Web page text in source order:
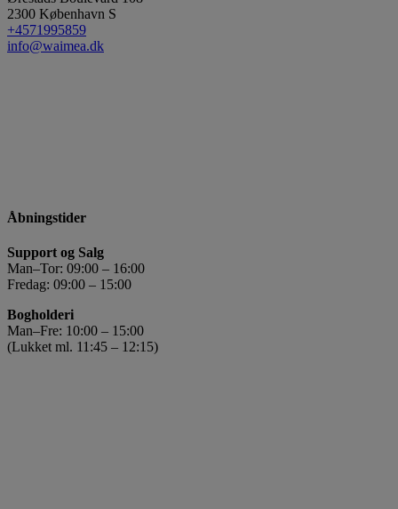
2300 København S
+4571995859
info@waimea.dk
Åbningstider
Support og Salg
Man–Tor: 09:00 – 16:00
Fredag: 09:00 – 15:00
Bogholderi
Man–Fre: 10:00 – 15:00
(Lukket ml. 11:45 – 12:15)